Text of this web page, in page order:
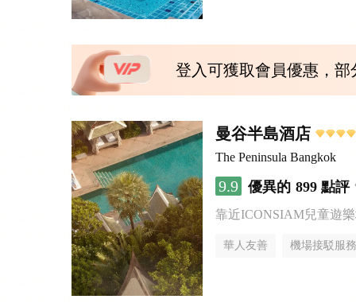
登入可獲取會員優惠，
曼谷半島酒店
The Peninsula Bangkok
9.9 優異的 899 點評
靠近ICONSIAM兒童遊
華人友善 機場接駁服務